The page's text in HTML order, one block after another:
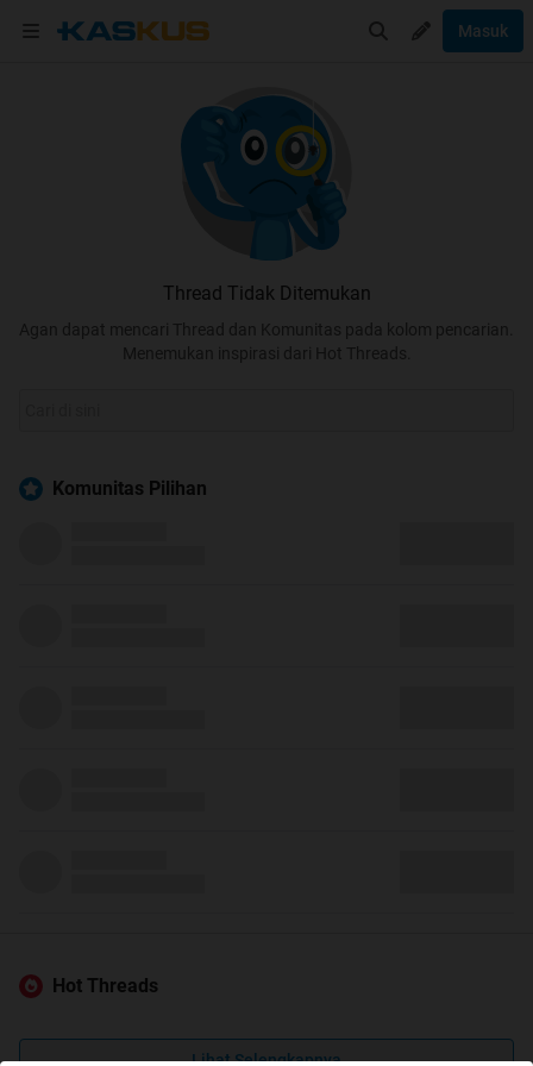
Masuk
Thread Tidak Ditemukan
Agan dapat mencari Thread dan Komunitas pada kolom pencarian.
Menemukan inspirasi dari Hot Threads.
Komunitas Pilihan
Hot Threads
Lihat Selengkapnya